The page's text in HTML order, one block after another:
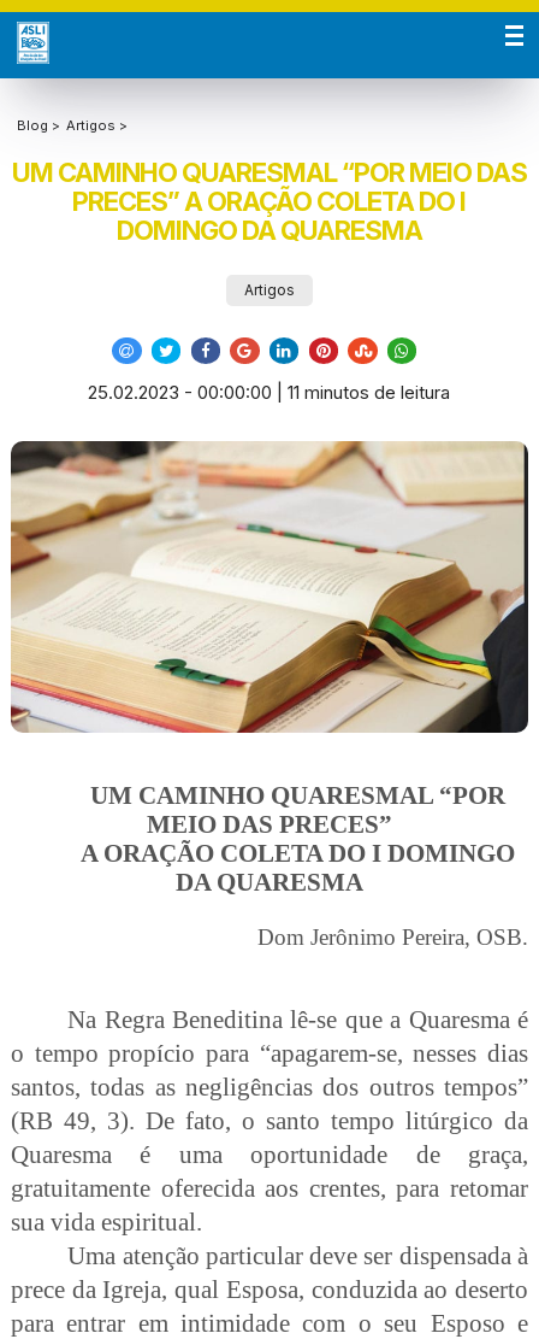
Blog > Artigos >
UM CAMINHO QUARESMAL “POR MEIO DAS
PRECES” A ORAÇÃO COLETA DO I
DOMINGO DA QUARESMA
Artigos
25.02.2023 - 00:00:00 | 11 minutos de leitura
UM CAMINHO QUARESMAL “POR
MEIO DAS PRECES”
A ORAÇÃO COLETA DO I DOMINGO
DA QUARESMA
Dom Jerônimo Pereira, OSB.
Na Regra Beneditina lê-se que a Quaresma é
o tempo propício para “apagarem-se, nesses dias
santos, todas as negligências dos outros tempos”
(RB 49, 3). De fato, o santo tempo litúrgico da
Quaresma é uma oportunidade de graça,
gratuitamente oferecida aos crentes, para retomar
sua vida espiritual.
Uma atenção particular deve ser dispensada à
prece da Igreja, qual Esposa, conduzida ao deserto
para entrar em intimidade com o seu Esposo e